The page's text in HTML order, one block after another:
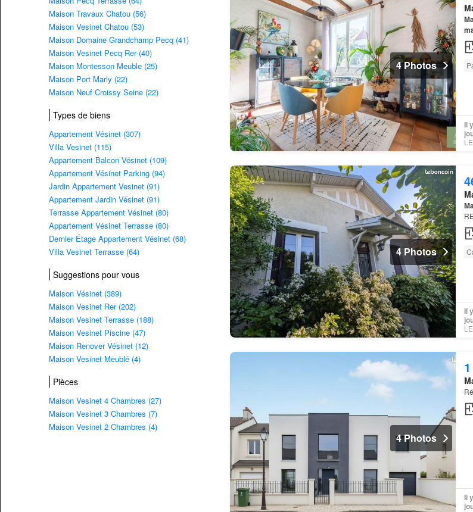
Maison Travaux Chatou (56)
Maison Vesinet Chatou (53)
Maison Domaine Grandchamp Pecq (41)
Maison Vesinet Pecq Rer (40)
Maison Montesson Meuble (25)
Maison Port Marly (22)
Maison Neuf Croissy Seine (22)
Types de biens
Appartement Vésinet (307)
Villa Vesinet (115)
Appartement Balcon Vésinet (109)
Appartement Vésinet Parking (94)
Jardin Appartement Vesinet (91)
Appartement Jardin Vésinet (91)
Terrasse Appartement Vésinet (80)
Appartement Vésinet Terrasse (80)
Dernier Étage Appartement Vésinet (68)
Villa Vesinet Terrasse (64)
Suggestions pour vous
Maison Vésinet (389)
Maison Vesinet Rer (202)
Maison Vesinet Terrasse (188)
Maison Vesinet Piscine (47)
Maison Renover Vésinet (12)
Maison Vesinet Meublé (4)
Pièces
Maison Vesinet 4 Chambres (27)
Maison Vesinet 3 Chambres (7)
Maison Vesinet 2 Chambres (4)
4 Photos
Il
4 Photos
Il
4 Photos
Il